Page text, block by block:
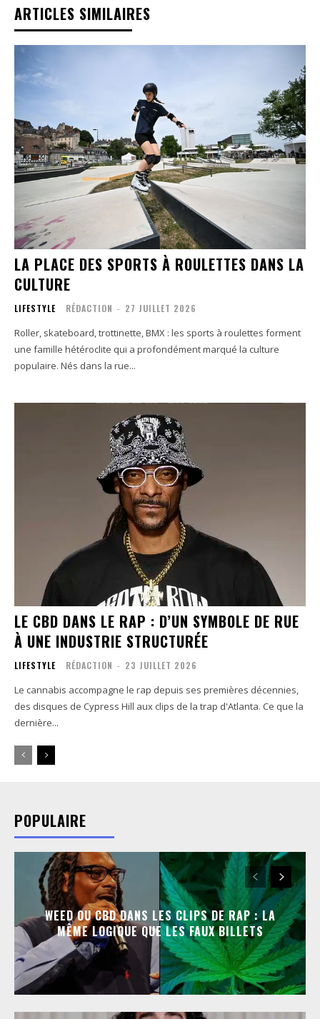
ARTICLES SIMILAIRES
LA PLACE DES SPORTS À ROULETTES DANS LA
CULTURE
LIFESTYLE RÉDACTION - 27 JUILLET 2026
Roller, skateboard, trottinette, BMX : les sports à roulettes forment
une famille hétéroclite qui a profondément marqué la culture
populaire. Nés dans la rue...
LE CBD DANS LE RAP : D’UN SYMBOLE DE RUE
À UNE INDUSTRIE STRUCTURÉE
LIFESTYLE RÉDACTION - 23 JUILLET 2026
Le cannabis accompagne le rap depuis ses premières décennies,
des disques de Cypress Hill aux clips de la trap d'Atlanta. Ce que la
dernière...
POPULAIRE
WEED OU CBD DANS LES CLIPS DE RAP : LA
MÊME LOGIQUE QUE LES FAUX BILLETS